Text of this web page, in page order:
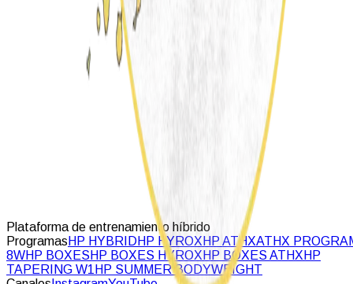
Plataforma de entrenamiento híbrido
Programas HP HYBRIDHP HYROX HP ATHXATHX
8WHP BOXESHP BOXES HYROX HP BOXES ATHX HP
TAPERING W1 HP SUMMER BODYWEIGHT